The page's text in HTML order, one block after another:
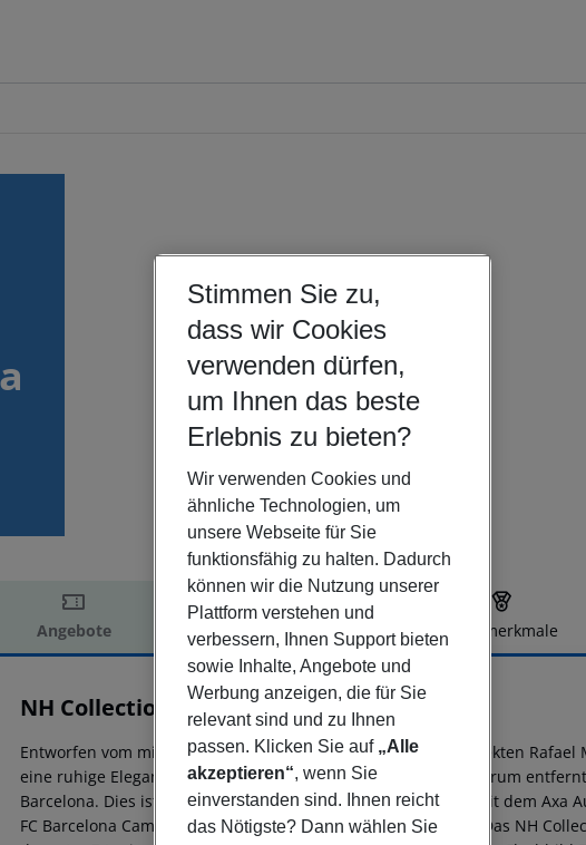
Angebote Hotelbeschreibung Hotelmerkmale
Hotelbeschreibung
NH Collection Barcelona Constanza
Entworfen vom mit dem Pritzker-Preis ausgezeichneten Architekten
eine ruhige Eleganz aus. Eine 15-minütige Fahrt vom Stadtzentrum
Barcelona. Dies ist die perfekte Wahl für Geschäftsreisende, mit dem Axa
FC Barcelona Camp Nou befinden sich ebenfalls in der Nähe. Das NH
Stimmen Sie zu,
dass wir Cookies
verwenden dürfen,
um Ihnen das beste
Erlebnis zu bieten?
Wir verwenden Cookies und
ähnliche Technologien, um
unsere Webseite für Sie
funktionsfähig zu halten. Dadurch
können wir die Nutzung unserer
Plattform verstehen und
verbessern, Ihnen Support bieten
sowie Inhalte, Angebote und
Werbung anzeigen, die für Sie
relevant sind und zu Ihnen
passen. Klicken Sie auf „Alle
akzeptieren“, wenn Sie
einverstanden sind. Ihnen reicht
das Nötigste? Dann wählen Sie